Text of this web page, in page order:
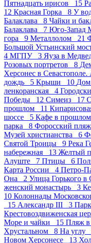
Пятнадцать ирисов 15
12 Красная Горка 8 У
Балаклава 8 Чайки и
Балаклава 7 Юго-Запад
гора 9 Металлолом 21
Большой Устьинский
4 МГПУ 3 Яуза в
Розовых портретов 8
Херсонес в
дождь 5 Крыши 10
ленкоранская 4
Победы 12 Симеиз 17
прошлом 11
шоссе 5 Кафе в
парка 8 Форосский
Музей христианства 6
Святой Троицы 9 Река
набережная 13 Желтый
Алуште 7 Птицы 6
Карта России 4 Петро-
Она 2 Улица Горького
женский монастырь 3
10 Колоннады
15 Александр III 3
Крестовоздвиженская
Море и чайки 15 Пляж
Хрустальном 8 На углу
Новом Херсонесе 13